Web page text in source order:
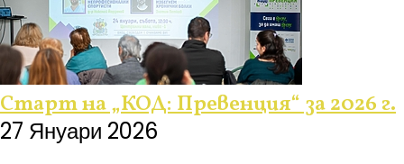
Старт на „КОД: Превенция“ за 2026 г.
27 Януари 2026